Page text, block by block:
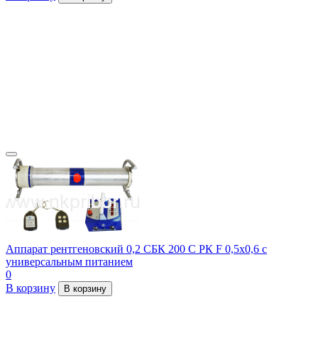
Аппарат рентгеновский 0,2 СБК 200 С РК F 0,5х0,6 с
универсальным питанием
0
В корзину
В корзину